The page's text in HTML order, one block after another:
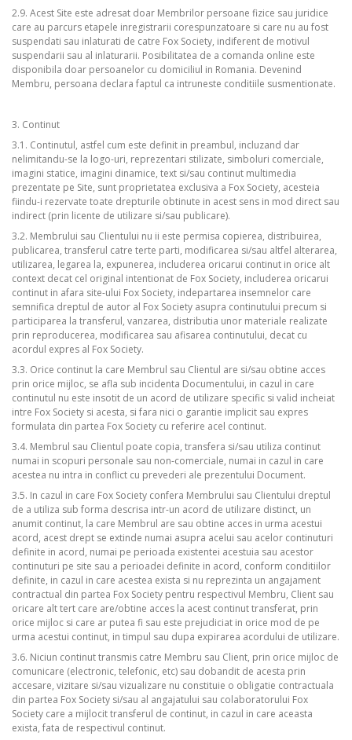
2.9. Acest Site este adresat doar Membrilor persoane fizice sau juridice
care au parcurs etapele inregistrarii corespunzatoare si care nu au fost
suspendati sau inlaturati de catre Fox Society, indiferent de motivul
suspendarii sau al inlaturarii. Posibilitatea de a comanda online este
disponibila doar persoanelor cu domiciliul in Romania. Devenind
Membru, persoana declara faptul ca intruneste conditiile susmentionate.
3. Continut
3.1. Continutul, astfel cum este definit in preambul, incluzand dar
nelimitandu-se la logo-uri, reprezentari stilizate, simboluri comerciale,
imagini statice, imagini dinamice, text si/sau continut multimedia
prezentate pe Site, sunt proprietatea exclusiva a Fox Society, acesteia
fiindu-i rezervate toate drepturile obtinute in acest sens in mod direct sau
indirect (prin licente de utilizare si/sau publicare).
3.2. Membrului sau Clientului nu ii este permisa copierea, distribuirea,
publicarea, transferul catre terte parti, modificarea si/sau altfel alterarea,
utilizarea, legarea la, expunerea, includerea oricarui continut in orice alt
context decat cel original intentionat de Fox Society, includerea oricarui
continut in afara site-ului Fox Society, indepartarea insemnelor care
semnifica dreptul de autor al Fox Society asupra continutului precum si
participarea la transferul, vanzarea, distributia unor materiale realizate
prin reproducerea, modificarea sau afisarea continutului, decat cu
acordul expres al Fox Society.
3.3. Orice continut la care Membrul sau Clientul are si/sau obtine acces
prin orice mijloc, se afla sub incidenta Documentului, in cazul in care
continutul nu este insotit de un acord de utilizare specific si valid incheiat
intre Fox Society si acesta, si fara nici o garantie implicit sau expres
formulata din partea Fox Society cu referire acel continut.
3.4. Membrul sau Clientul poate copia, transfera si/sau utiliza continut
numai in scopuri personale sau non-comerciale, numai in cazul in care
acestea nu intra in conflict cu prevederi ale prezentului Document.
3.5. In cazul in care Fox Society confera Membrului sau Clientului dreptul
de a utiliza sub forma descrisa intr-un acord de utilizare distinct, un
anumit continut, la care Membrul are sau obtine acces in urma acestui
acord, acest drept se extinde numai asupra acelui sau acelor continuturi
definite in acord, numai pe perioada existentei acestuia sau acestor
continuturi pe site sau a perioadei definite in acord, conform conditiilor
definite, in cazul in care acestea exista si nu reprezinta un angajament
contractual din partea Fox Society pentru respectivul Membru, Client sau
oricare alt tert care are/obtine acces la acest continut transferat, prin
orice mijloc si care ar putea fi sau este prejudiciat in orice mod de pe
urma acestui continut, in timpul sau dupa expirarea acordului de utilizare.
3.6. Niciun continut transmis catre Membru sau Client, prin orice mijloc de
comunicare (electronic, telefonic, etc) sau dobandit de acesta prin
accesare, vizitare si/sau vizualizare nu constituie o obligatie contractuala
din partea Fox Society si/sau al angajatului sau colaboratorului Fox
Society care a mijlocit transferul de continut, in cazul in care aceasta
exista, fata de respectivul continut.